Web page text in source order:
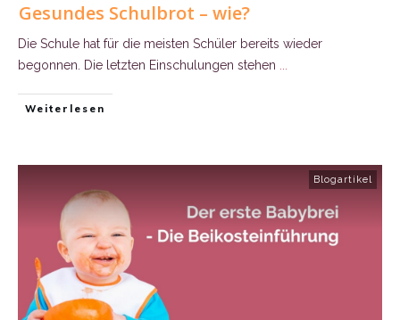
Gesundes Schulbrot – wie?
Die Schule hat für die meisten Schüler bereits wieder
begonnen. Die letzten Einschulungen stehen
Weiterlesen
Blogartikel